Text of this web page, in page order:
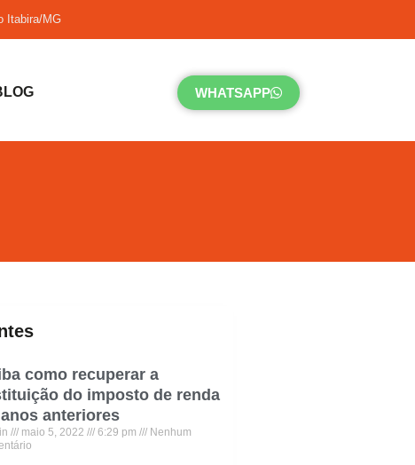
Itabira/MG
WHATSAPP
como recuperar a
do imposto de renda
anteriores
maio 5, 2022 6:29 pm
Nenhum